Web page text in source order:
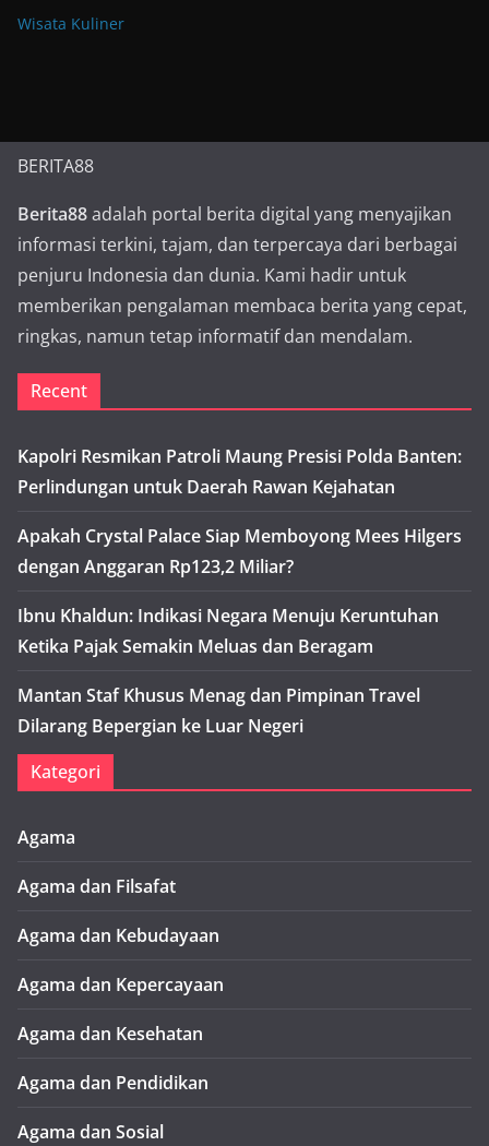
Wisata Kuliner
BERITA88
Berita88adalah portal berita digital yang menyajikan
informasi terkini, tajam, dan terpercaya dari berbagai
penjuru Indonesia dan dunia. Kami hadir untuk
memberikan pengalaman membaca berita yang cepat,
ringkas, namun tetap informatif dan mendalam.
Recent
Kapolri Resmikan Patroli Maung Presisi Polda Banten:
Perlindungan untuk Daerah Rawan Kejahatan
Apakah Crystal Palace Siap Memboyong Mees Hilgers
dengan Anggaran Rp123,2 Miliar?
Ibnu Khaldun: Indikasi Negara Menuju Keruntuhan
Ketika Pajak Semakin Meluas dan Beragam
Mantan Staf Khusus Menag dan Pimpinan Travel
Dilarang Bepergian ke Luar Negeri
Kategori
Agama
Agama dan Filsafat
Agama dan Kebudayaan
Agama dan Kepercayaan
Agama dan Kesehatan
Agama dan Pendidikan
Agama dan Sosial